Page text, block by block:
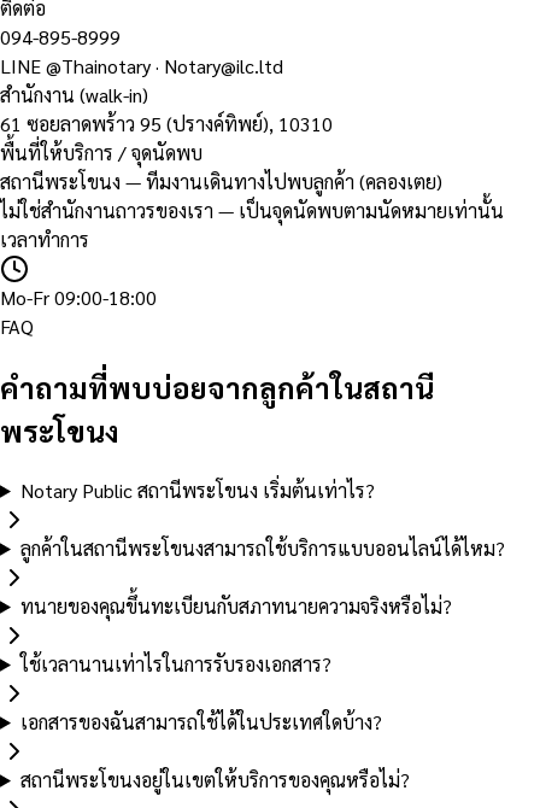
ติดต่อ
094-895-8999
LINE@Thainotary· Notary@ilc.ltd
สำนักงาน (walk-in)
61 ซอยลาดพร้าว 95 (ปรางค์ทิพย์), 10310
พื้นที่ให้บริการ / จุดนัดพบ
สถานีพระโขนง — ทีมงานเดินทางไปพบลูกค้า (คลองเตย)
ไม่ใช่สำนักงานถาวรของเรา — เป็นจุดนัดพบตามนัดหมายเท่านั้น
เวลาทำการ
Mo-Fr 09:00-18:00
FAQ
คำถามที่พบบ่อยจากลูกค้าในสถานี
พระโขนง
Notary Public สถานีพระโขนง เริ่มต้นเท่าไร?
ลูกค้าในสถานีพระโขนงสามารถใช้บริการแบบออนไลน์ได้ไหม?
ทนายของคุณขึ้นทะเบียนกับสภาทนายความจริงหรือไม่?
ใช้เวลานานเท่าไรในการรับรองเอกสาร?
เอกสารของฉันสามารถใช้ได้ในประเทศใดบ้าง?
สถานีพระโขนงอยู่ในเขตให้บริการของคุณหรือไม่?